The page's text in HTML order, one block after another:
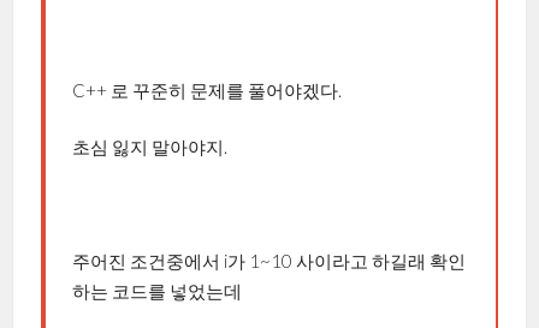
C++ 로 꾸준히 문제를 풀어야겠다.
초심 잃지 말아야지.
주어진 조건중에서 i가 1~10 사이라고 하길래 확인
하는 코드를 넣었는데